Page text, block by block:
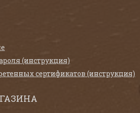
(инструкция)
сертификатов (инструкция)